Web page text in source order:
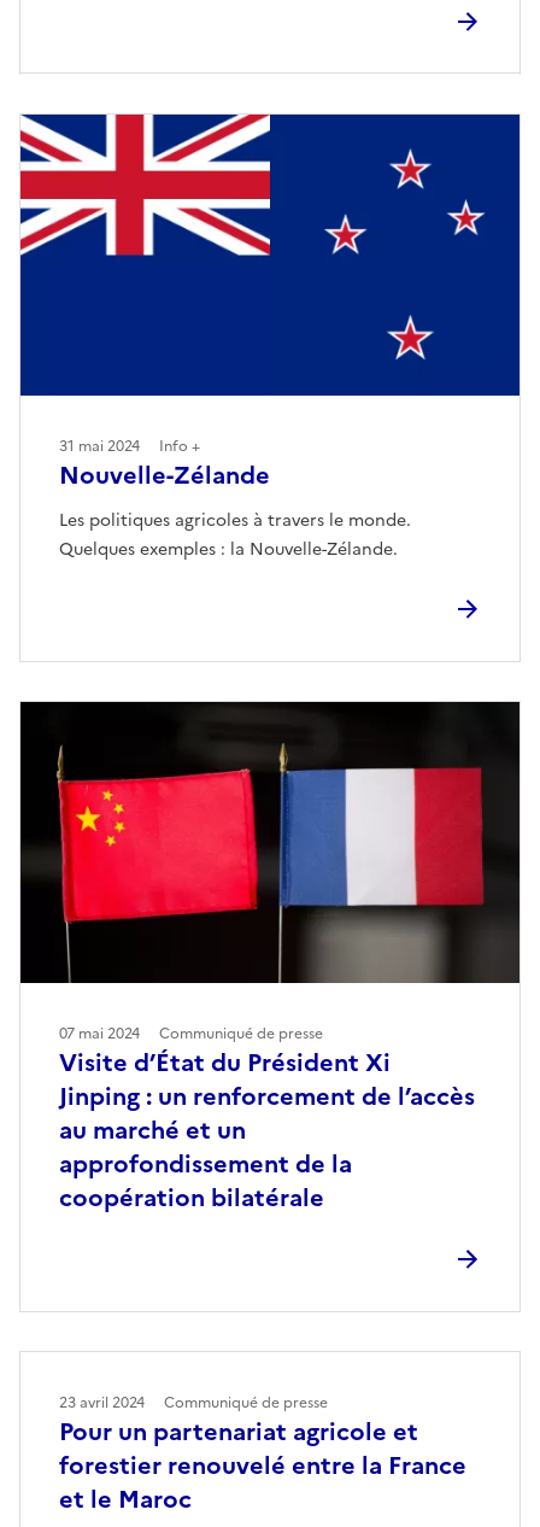
Nouvelle-Zélande
Les politiques agricoles à travers le monde.
Quelques exemples : la Nouvelle-Zélande.
31 mai 2024 Info +
Visite d’État du Président Xi
Jinping : un renforcement de l’accès
au marché et un
approfondissement de la
coopération bilatérale
07 mai 2024 Communiqué de presse
Pour un partenariat agricole et
forestier renouvelé entre la France
et le Maroc
23 avril 2024 Communiqué de presse